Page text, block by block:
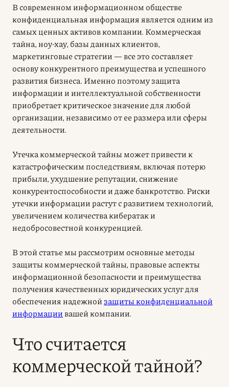
В современном информационном обществе
конфиденциальная информация является одним из
самых ценных активов компании. Коммерческая
тайна, ноу-хау, базы данных клиентов,
маркетинговые стратегии — все это составляет
основу конкурентного преимущества и успешного
развития бизнеса. Именно поэтому защита
информации и интеллектуальной собственности
приобретает критическое значение для любой
организации, независимо от ее размера или сферы
деятельности.
Утечка коммерческой тайны может привести к
катастрофическим последствиям, включая потерю
прибыли, ухудшение репутации, снижение
конкурентоспособности и даже банкротство. Риски
утечки информации растут с развитием технологий,
увеличением количества кибератак и
недобросовестной конкуренцией.
В этой статье мы рассмотрим основные методы
защиты коммерческой тайны, правовые аспекты
информационной безопасности и преимущества
получения качественных юридических услуг для
обеспечения надежнойзащиты конфиденциальной
информациивашей компании.
Что считается
коммерческой тайной?